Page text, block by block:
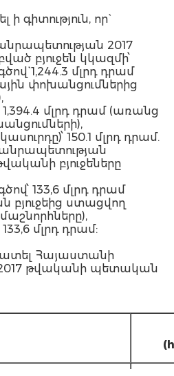
ի գիտություն, որ`
2017
բյուջեն կկազմի՝
1,244.3 մլրդ դրամ
փոխանցումներից
մլրդ դրամ (առանց
150.1 մլրդ դրամ.
բյուջեները
133,6 մլրդ դրամ
բյուջեից ստացվող
մլրդ դրամ:
Հայաստանի
թվականի պետական